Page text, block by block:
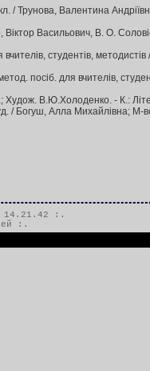
/ Трунова, Валентина
Віктор Васильович, В. О.
студентів,
посіб. для вчителів,
Худож. В.Ю.Холоденко. - К.:
/ Богуш, Алла Михайлівна; М-
14.21.42 :.
:.